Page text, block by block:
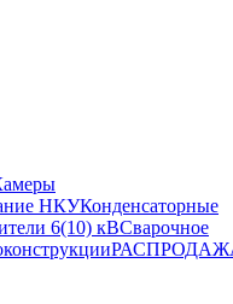
НКУКонденсаторные
6(10) кВСварочное